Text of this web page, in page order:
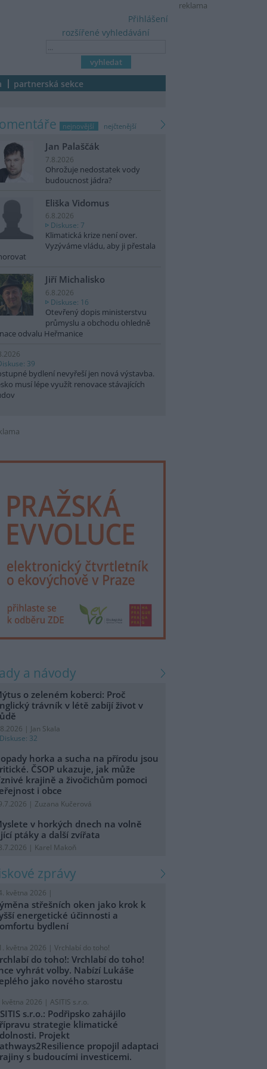
reklama
rozšířené vyhledávání
Přihlášení
partnerská sekce
nejnovější nejčtenější
Jan Palaščák
7.8.2026
Ohrožuje nedostatek vody
budoucnost jádra?
Eliška Vidomus
6.8.2026
Diskuse: 7
Klimatická krize není over.
Vyzýváme vládu, aby ji přestala
Jiří Michalisko
6.8.2026
Diskuse: 16
Otevřený dopis ministerstvu
průmyslu a obchodu ohledně
odvalu Heřmanice
39
bydlení nevyřeší jen nová výstavba.
musí lépe využít renovace stávajících
a návody
o zeleném koberci: Proč
trávník v létě zabíjí život v
| Jan Skala
Diskuse: 32
horka a sucha na přírodu jsou
ČSOP ukazuje, jak může
krajině a živočichům pomoci
i obce
| Zuzana Kučerová
v horkých dnech na volně
ptáky a další zvířata
| Karel Makoň
zprávy
května 2026 |
střešních oken jako krok k
energetické účinnosti a
bydlení
května 2026 | Vrchlabí do toho!
do toho!: Vrchlabí do toho!
vyhrát volby. Nabízí Lukáše
jako nového starostu
května 2026 | ASITIS s.r.o.
s.r.o.: Podřipsko zahájilo
strategie klimatické
Projekt
propojil adaptaci
s budoucími investicemi.